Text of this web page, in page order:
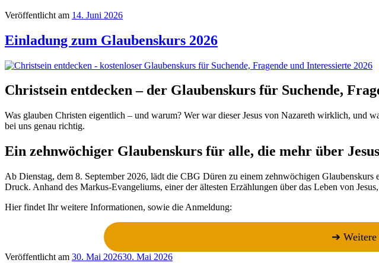
Veröffentlicht am 14. Juni 2026
Einladung zum Glaubenskurs 2026
Christsein entdecken – der Glaubenskurs für Suchende,
Was glauben Christen eigentlich – und warum? Wer war dieser Jesus von Nazareth wirklich, und
bei uns genau richtig.
Ein zehnwöchiger Glaubenskurs für alle, die mehr über
Ab Dienstag, dem 8. September 2026, lädt die CBG Düren zu einem zehnwöchigen
Druck. Anhand des Markus-Evangeliums, einer der ältesten Erzählungen über das Leben von
Hier findet Ihr weitere Informationen, sowie die Anmeldung:
➔ Weitere
Veröffentlicht am 30. Mai 202630. Mai 2026